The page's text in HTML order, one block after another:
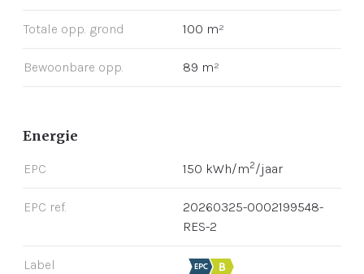
Totale opp. grond 100 m²
Bewoonbare opp. 89 m²
Energie
EPC 150 kWh/m2/jaar
EPC ref.
20260325-0002199548-
RES-2
Label